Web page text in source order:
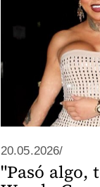
20.05.2026/
"Pasó algo,